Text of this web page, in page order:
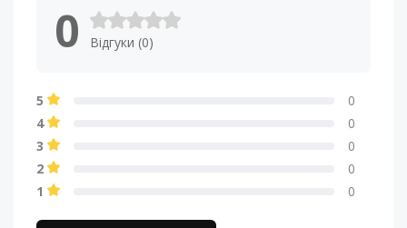
0 Відгуки (0)
5
0
4
0
3
0
2
0
1
0